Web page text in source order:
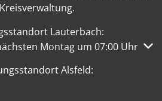
Lauterbach:
oder Schließzeiten
Montag um 07:00 Uhr
Alsfeld: